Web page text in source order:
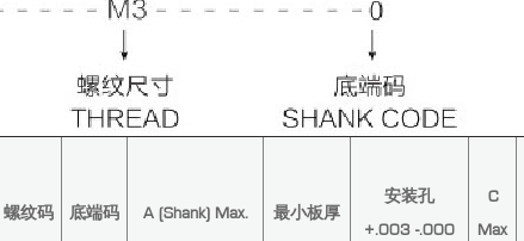
螺纹码 底端码 A (Shank) Max. 最小板厚
安装孔
+.003 -.000
C
Max